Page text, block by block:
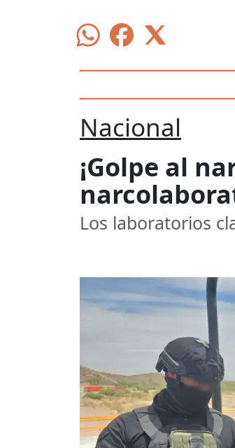
Nacional
¡Golpe al
Los laboratorios